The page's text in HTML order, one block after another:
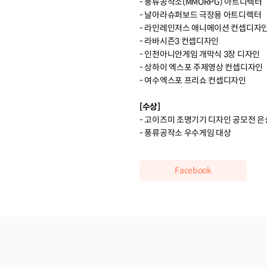
- 날아라슈퍼보드 극장용 아트디렉터
- 라인레인저스 애니메이션 컨셉디자
- 라바시즌3 컨셉디자인
- 인천아니안게임 개막식 3장 디자인
- 상하이 엑스포 주제영상 컨셉디자인
- 여수엑스포 프리쇼 컨셉디자인
[수상]
- 고이즈미 조명기기 디자인 공모전 은
- 풍류공작소 우수게임 대상
Facebook